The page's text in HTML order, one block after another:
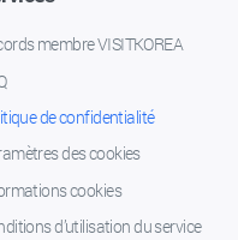
membre VISITKOREA
de confidentialité
des cookies
cookies
d’utilisation du service